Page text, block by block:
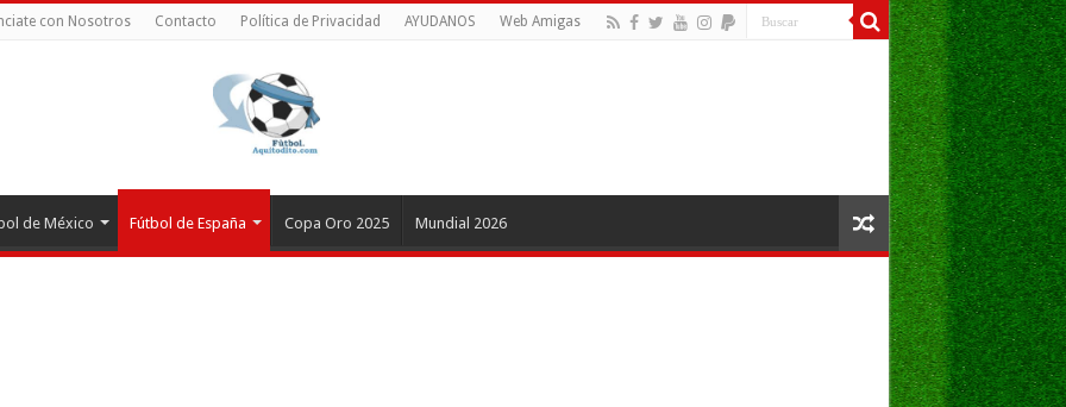
con Nosotros Contacto Política de Privacidad AYUDANOS Web Amigas
de México Fútbol de España Copa Oro 2025 Mundial 2026